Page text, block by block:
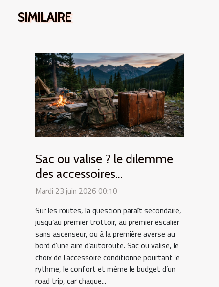
SIMILAIRE
Sac ou valise ? le dilemme
des accessoires
indispensables en road trip
Mardi 23 juin 2026 00:10
Sur les routes, la question paraît secondaire,
jusqu’au premier trottoir, au premier escalier
sans ascenseur, ou à la première averse au
bord d’une aire d’autoroute. Sac ou valise, le
choix de l’accessoire conditionne pourtant le
rythme, le confort et même le budget d’un
road trip, car chaque...